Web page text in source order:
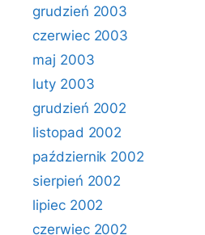
grudzień 2003
czerwiec 2003
maj 2003
luty 2003
grudzień 2002
listopad 2002
październik 2002
sierpień 2002
lipiec 2002
czerwiec 2002